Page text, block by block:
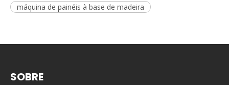
máquina de painéis à base de madeira
SOBRE